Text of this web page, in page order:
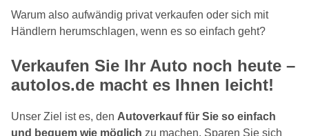
Warum also aufwändig privat verkaufen oder sich mit
Händlern herumschlagen, wenn es so einfach geht?
Verkaufen Sie Ihr Auto noch heute –
autolos.de macht es Ihnen leicht!
Unser Ziel ist es, den Autoverkauf für Sie so einfach
und bequem wie möglich zu machen. Sparen Sie sich